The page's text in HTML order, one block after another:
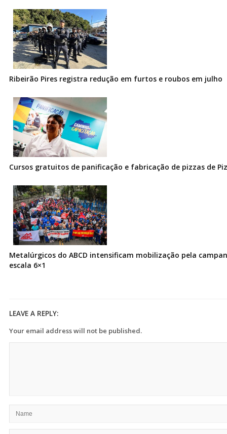
Ribeirão Pires registra redução em furtos e roubos em julho
Cursos gratuitos de panificação e fabricação de pizzas de
Metalúrgicos do ABCD intensificam mobilização pela
escala 6×1
LEAVE A REPLY:
Your email address will not be published.